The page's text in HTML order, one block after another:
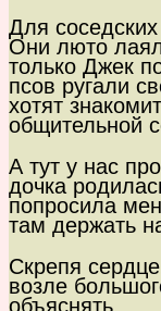
Для
Они люто
только Джек
псов ругали
хотят
общительной
А тут у нас
дочка
попросила
там держать
Скрепя
возле
объяснять…